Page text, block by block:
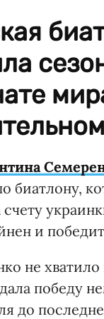
биатлону,
и
не хватило
победу
до